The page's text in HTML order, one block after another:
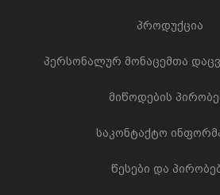
პროდუქცია
პერსონალურ მონაცემთა
მიწოდების
საკონტაქტო
წესები და